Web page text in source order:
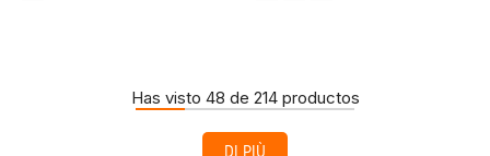
Has visto 48 de 214 productos
DI PIÙ